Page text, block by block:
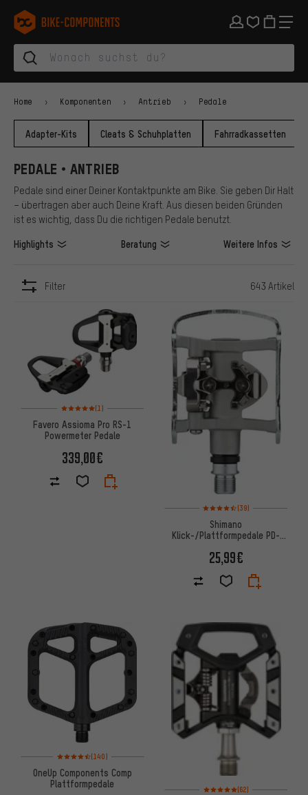
Zur Hauptnavigation springen
Zur Kategorienavigation springen
Zum Inhalt springen
Zu Marken und Newsletter springen
Zur Fußzeile springen
bike-components.de Startseite
Home Komponenten Antrieb Pedale
Adapter-Kits Cleats & Schuhplatten Fahrradkassetten
PEDALE • ANTRIEB
Pedale sind einer Deiner Kontaktpunkte am Bike. Sie geben Dir Halt
– übertragen aber auch Deine Kraft. Aus diesen beiden Gründen
ist es wichtig, dass Du die richtigen Pedale benutzt.
Highlights Beratung Weitere Infos
Filter 643 Artikel
Bewertungen: 5 von 5 basierend auf 1 Bewertungen
(1)
Favero Assioma Pro RS-1
Powermeter Pedale
339,00€
Bewertungen: 4,5 von 5
(39)
Shimano
Klick-/Plattformpedale PD-
25,99€
Bewertungen: 4,5 von 5 basierend auf 140 Bewertungen
(140)
OneUp Components Comp
Plattformpedale
Bewertungen: 5 von 5
(62)